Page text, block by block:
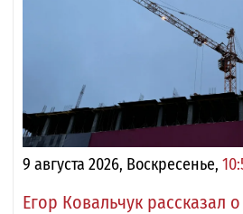
9 августа 2026, Воскресенье,
Егор Ковальчук рассказал